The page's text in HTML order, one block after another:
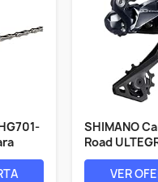
SHIMANO
Road
R8050 2x11S
Gabbia...
VER